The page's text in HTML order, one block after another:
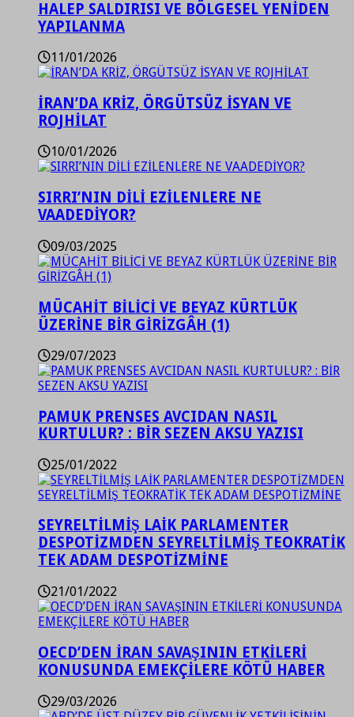
HALEP SALDIRISI VE BÖLGESEL YENİDEN
YAPILANMA
11/01/2026
İRAN’DA KRİZ, ÖRGÜTSÜZ İSYAN VE
ROJHİLAT
10/01/2026
SIRRI’NIN DİLİ EZİLENLERE NE
VAADEDİYOR?
09/03/2025
MÜCAHİT BİLİCİ VE BEYAZ KÜRTLÜK
ÜZERİNE BİR GİRİZGÂH (1)
29/07/2023
PAMUK PRENSES AVCIDAN NASIL
KURTULUR? : BİR SEZEN AKSU YAZISI
25/01/2022
SEYRELTİLMİŞ LAİK PARLAMENTER
DESPOTİZMDEN SEYRELTİLMİŞ TEOKRATİK
TEK ADAM DESPOTİZMİNE
21/01/2022
OECD’DEN İRAN SAVAŞININ ETKİLERİ
KONUSUNDA EMEKÇİLERE KÖTÜ HABER
29/03/2026